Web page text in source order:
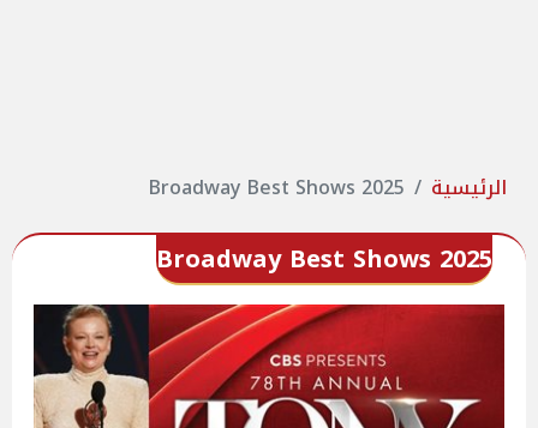
الرئيسية Broadway Best Shows 2025
Broadway Best Shows 2025